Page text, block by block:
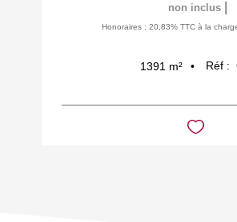
non inclus
Honoraires : 20,83% TTC à la
1391 m² Réf :